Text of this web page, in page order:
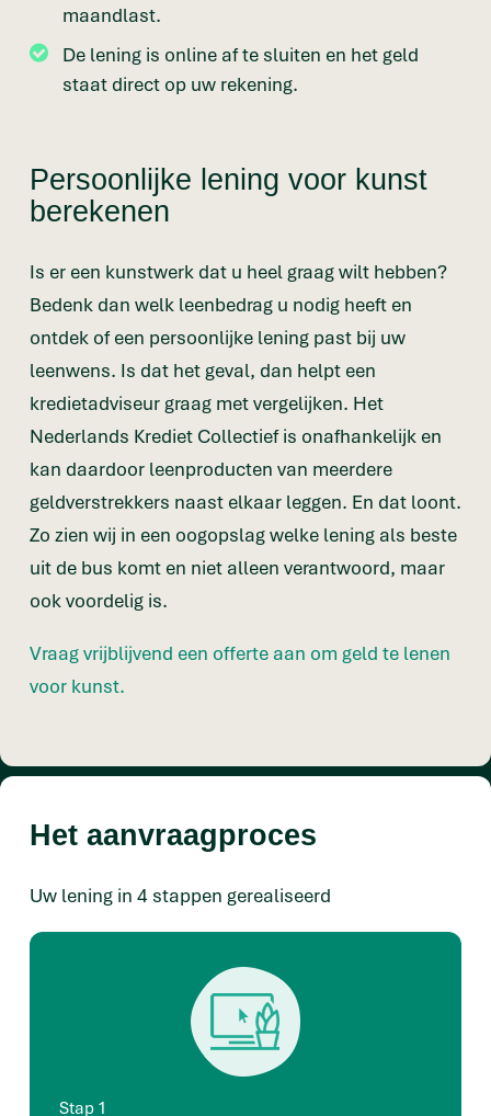
maandlast.
De lening is online af te sluiten en het geld
staat direct op uw rekening.
Persoonlijke lening voor kunst
berekenen
Is er een kunstwerk dat u heel graag wilt hebben?
Bedenk dan welk leenbedrag u nodig heeft en
ontdek of een persoonlijke lening past bij uw
leenwens. Is dat het geval, dan helpt een
kredietadviseur graag met vergelijken. Het
Nederlands Krediet Collectief is onafhankelijk en
kan daardoor leenproducten van meerdere
geldverstrekkers naast elkaar leggen. En dat loont.
Zo zien wij in een oogopslag welke lening als beste
uit de bus komt en niet alleen verantwoord, maar
ook voordelig is.
Vraag vrijblijvend een offerte aan om geld te lenen
voor kunst.
Het aanvraagproces
Uw lening in 4 stappen gerealiseerd
Stap 1